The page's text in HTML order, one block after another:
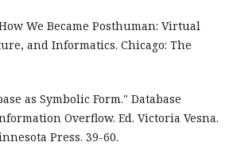
We Became Posthuman: Virtual
and Informatics. Chicago: The
as Symbolic Form." Database
Overflow. Ed. Victoria Vesna.
Press. 39-60.